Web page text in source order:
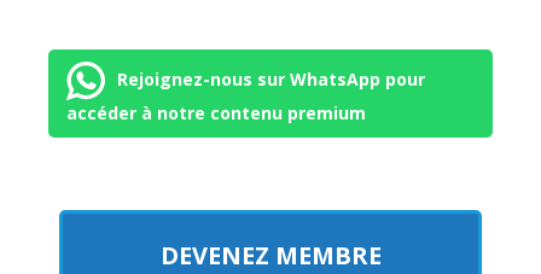
Rejoignez-nous sur WhatsApp pour
accéder à notre contenu premium
DEVENEZ MEMBRE